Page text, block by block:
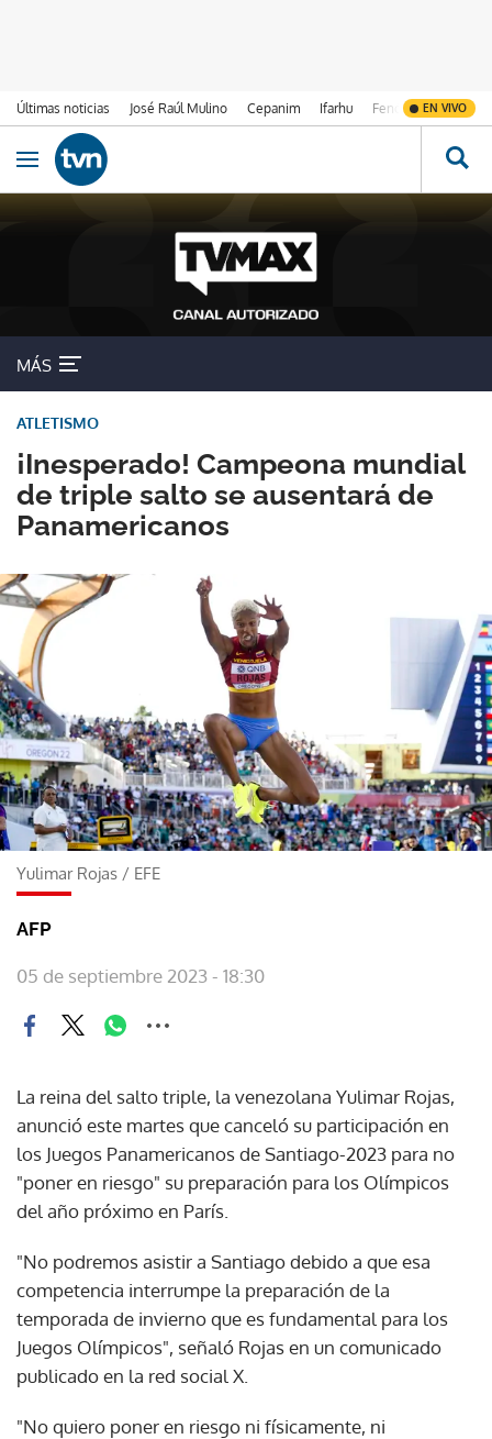
Últimas noticias José Raúl Mulino Cepanim Ifarhu Fenómeno de El
EN VIVO
Ir al contenido
Obrir navegació
MÁS
¡Inesperado! Campeona mundial
de triple salto se ausentará de
Panamericanos
ATLETISMO
Yulimar Rojas / EFE
AFP
05 de septiembre 2023 - 18:30
La reina del salto triple, la venezolana Yulimar Rojas,
anunció este martes que canceló su participación en
los Juegos Panamericanos de Santiago-2023 para no
"poner en riesgo" su preparación para los Olímpicos
del año próximo en París.
"No podremos asistir a Santiago debido a que esa
competencia interrumpe la preparación de la
temporada de invierno que es fundamental para los
Juegos Olímpicos", señaló Rojas en un comunicado
publicado en la red social X.
"No quiero poner en riesgo ni físicamente, ni